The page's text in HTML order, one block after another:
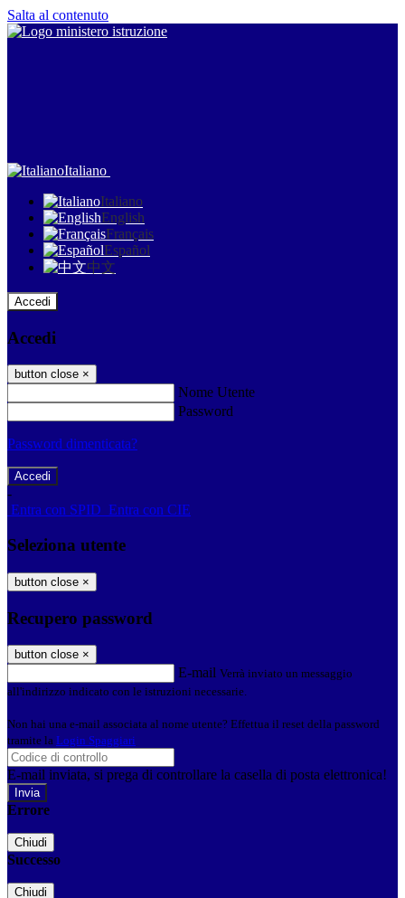
Salta al contenuto
Italiano
Italiano
English
Français
Español
中文
Accedi
Accedi
button close ×
Nome Utente
Password
Password dimenticata?
-
Entra con SPID Entra con CIE
Seleziona utente
button close ×
Recupero password
button close ×
E-mail Verrà inviato un messaggio
all'indirizzo indicato con le istruzioni necessarie.
Non hai una e-mail associata al nome utente? Effettua il reset della password
tramite la Login Spaggiari
E-mail inviata, si prega di controllare la casella di posta elettronica!
Errore
Chiudi
Successo
Chiudi